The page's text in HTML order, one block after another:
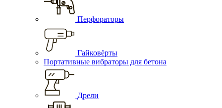
Перфораторы
Гайковёрты
Портативные вибраторы для бетона
Дрели